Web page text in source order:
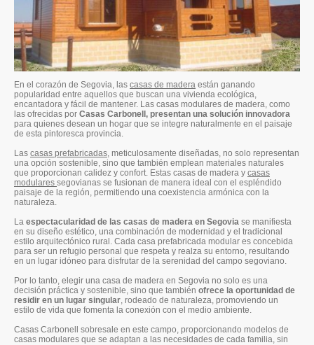
En el corazón de Segovia, las casas de madera están ganando
popularidad entre aquellos que buscan una vivienda ecológica,
encantadora y fácil de mantener. Las casas modulares de madera, como
las ofrecidas por Casas Carbonell, presentan una solución innovadora
para quienes desean un hogar que se integre naturalmente en el paisaje
de esta pintoresca provincia.
Las casas prefabricadas , meticulosamente diseñadas, no solo representan
una opción sostenible, sino que también emplean materiales naturales
que proporcionan calidez y confort. Estas casas de madera y casas
modulares segovianas se fusionan de manera ideal con el espléndido
paisaje de la región, permitiendo una coexistencia armónica con la
naturaleza.
La espectacularidad de las casas de madera en Segovia se manifiesta
en su diseño estético, una combinación de modernidad y el tradicional
estilo arquitectónico rural. Cada casa prefabricada modular es concebida
para ser un refugio personal que respeta y realza su entorno, resultando
en un lugar idóneo para disfrutar de la serenidad del campo segoviano.
Por lo tanto, elegir una casa de madera en Segovia no solo es una
decisión práctica y sostenible, sino que también ofrece la oportunidad de
residir en un lugar singular , rodeado de naturaleza, promoviendo un
estilo de vida que fomenta la conexión con el medio ambiente.
Casas Carbonell sobresale en este campo, proporcionando modelos de
casas modulares que se adaptan a las necesidades de cada familia, sin